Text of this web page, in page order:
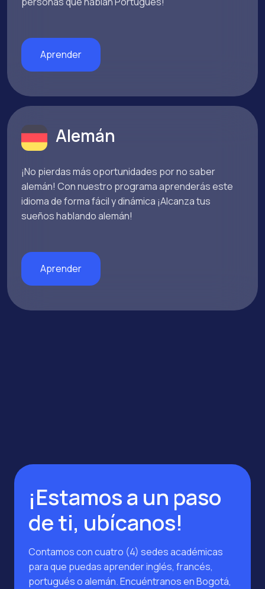
Aprender
Alemán
¡No pierdas más oportunidades por no saber
alemán! Con nuestro programa aprenderás este
idioma de forma fácil y dinámica ¡Alcanza tus
sueños hablando alemán!
Aprender
¡Estamos a un paso
de ti, ubícanos!
Contamos con cuatro (4) sedes académicas
para que puedas aprender inglés, francés,
portugués o alemán. Encuéntranos en Bogotá,